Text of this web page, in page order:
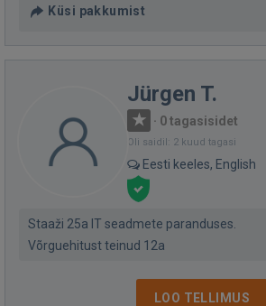
Küsi pakkumist
Jürgen T.
· 0 tagasisidet
Oli saidil: 2 kuud tagasi
Eesti keeles, English
Staaži 25a IT seadmete paranduses.
Võrguehitust teinud 12a
LOO TELLIMUS